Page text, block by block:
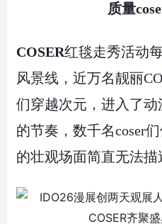
质量
COSER红毯走秀活动
风景线，近万名靓丽
们穿越次元，进入了
的节奏，数千名coser
的壮观场面简直无法描